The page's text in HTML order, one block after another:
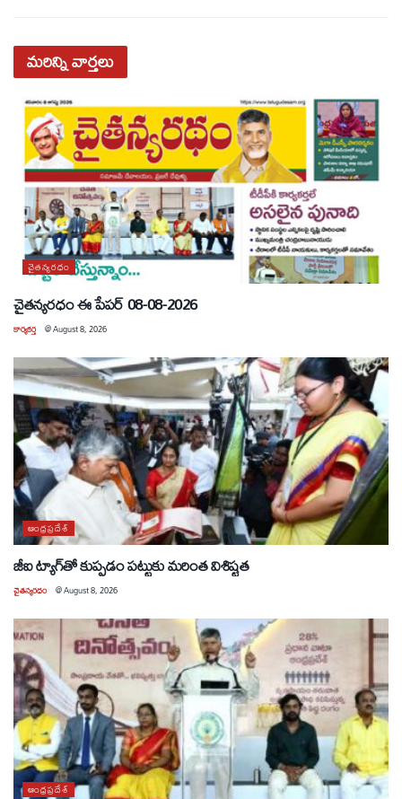
మరిన్నివార్తలు
చైతన్యరధం
చైతన్యరధం ఈ పేపర్ 08-08-2026
కార్యకర్త @August 8, 2026
ఆంధ్రప్రదేశ్
జీఐ ట్యాగ్‌తో కుప్పడం పట్టుకు మరింత విశిష్టత
చైతన్యరధం @August 8, 2026
ఆంధ్రప్రదేశ్